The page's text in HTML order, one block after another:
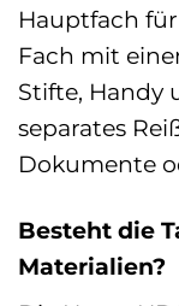
Hauptfach
Fach mit
Stifte, Handy
separates
Dokumente
Besteht die
Materialien?